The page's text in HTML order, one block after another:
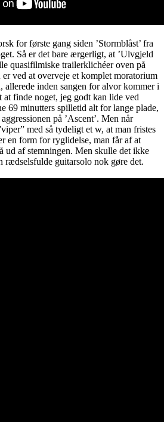
for første gang siden ’Stormblåst’ fra
Så er det bare ærgerligt, at ’Ulvgjeld
quasifilmiske trailerklichéer oven på
ved at overveje et komplet moratorium
allerede inden sangen for alvor kommer i
finde noget, jeg godt kan lide ved
69 minutters spilletid alt for lange plade,
på ’Ascent’. Men når
med så tydeligt et w, at man fristes
en form for ryglidelse, man får af at
ud af stemningen. Men skulle det ikke
rædselsfulde guitarsolo nok gøre det.